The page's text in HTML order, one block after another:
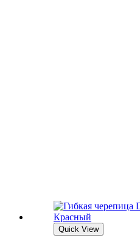
Quick View